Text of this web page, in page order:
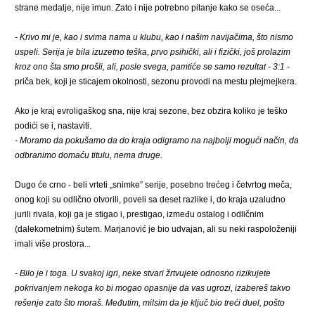
strane medalje, nije imun. Zato i nije potrebno pitanje kako se oseća...
- Krivo mi je, kao i svima nama u klubu, kao i našim navijačima, što nismo
uspeli. Serija je bila izuzetno teška, prvo psihički, ali i fizički, još prolazim
kroz ono šta smo prošli, ali, posle svega, pamtiće se samo rezultat - 3:1 -
priča bek, koji je sticajem okolnosti, sezonu provodi na mestu plejmejkera.
Ako je kraj evroligaškog sna, nije kraj sezone, bez obzira koliko je teško
podići se i, nastaviti.
- Moramo da pokušamo da do kraja odigramo na najbolji mogući način, da
odbranimo domaću titulu, nema druge.
Dugo će crno - beli vrteti „snimke” serije, posebno trećeg i četvrtog meča,
onog koji su odlično otvorili, poveli sa deset razlike i, do kraja uzaludno
jurili rivala, koji ga je stigao i, prestigao, između ostalog i odličnim
(dalekometnim) šutem. Marjanović je bio udvajan, ali su neki raspoloženiji
imali više prostora...
- Bilo je i toga. U svakoj igri, neke stvari žrtvujete odnosno rizikujete
pokrivanjem nekoga ko bi mogao opasnije da vas ugrozi, izabereš takvo
rešenje zato što moraš. Međutim, milsim da je ključ bio treći duel, pošto